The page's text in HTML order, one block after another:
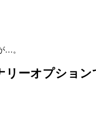
…。
ーオプション